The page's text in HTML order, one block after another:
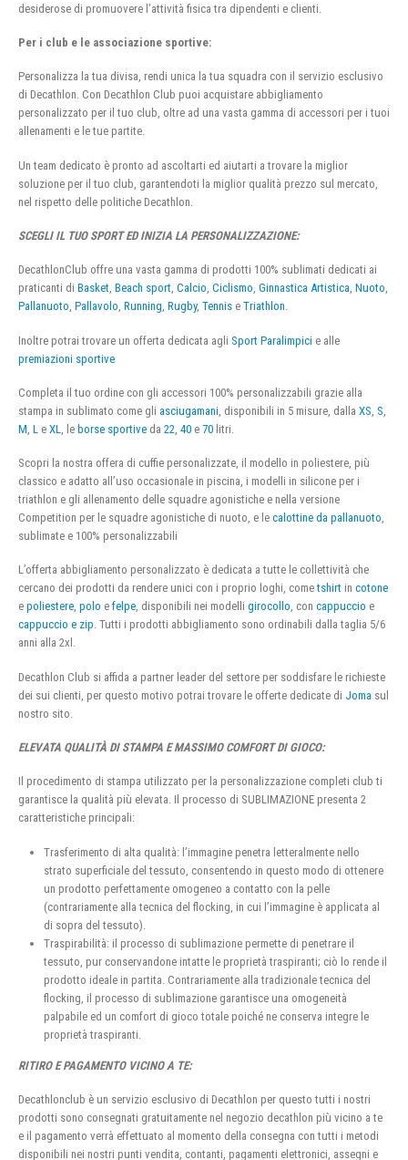
desiderose di promuovere l’attività fisica tra dipendenti e clienti.
Per i club e le associazione sportive:
Personalizza la tua divisa, rendi unica la tua squadra con il servizio esclusivo
di Decathlon. Con Decathlon Club puoi acquistare abbigliamento
personalizzato per il tuo club, oltre ad una vasta gamma di accessori per i tuoi
allenamenti e le tue partite.
Un team dedicato è pronto ad ascoltarti ed aiutarti a trovare la miglior
soluzione per il tuo club, garantendoti la miglior qualità prezzo sul mercato,
nel rispetto delle politiche Decathlon.
SCEGLI IL TUO SPORT ED INIZIA LA PERSONALIZZAZIONE:
DecathlonClub offre una vasta gamma di prodotti 100% sublimati dedicati ai
praticanti di Basket, Beach sport, Calcio, Ciclismo, Ginnastica Artistica, Nuoto,
Pallanuoto, Pallavolo, Running, Rugby, Tennis e Triathlon.
Inoltre potrai trovare un offerta dedicata agli Sport Paralimpici e alle
premiazioni sportive
Completa il tuo ordine con gli accessori 100% personalizzabili grazie alla
stampa in sublimato come gli asciugamani , disponibili in 5 misure, dalla XS S
M L e XL , le borse sportive da 22 40 e 70 litri.
Scopri la nostra offera di cuffie personalizzate, il modello in poliestere, più
classico e adatto all’uso occasionale in piscina, i modelli in silicone per i
triathlon e gli allenamento delle squadre agonistiche e nella versione
Competition per le squadre agonistiche di nuoto, e le calottine da pallanuoto,
sublimate e 100% personalizzabili
L’offerta abbigliamento personalizzato è dedicata a tutte le collettività che
cercano dei prodotti da rendere unici con i proprio loghi, cometshirt in cotone
e poliestere, polo e felpe, disponibili nei modelli girocollo, con cappuccio e
cappuccio e zip. Tutti i prodotti abbigliamento sono ordinabili dalla taglia 5/6
anni alla 2xl.
Decathlon Club si affida a partner leader del settore per soddisfare le richieste
dei sui clienti, per questo motivo potrai trovare le offerte dedicate di Joma sul
nostro sito.
ELEVATA QUALITÀ DI STAMPA E MASSIMO COMFORT DI GIOCO:
Il procedimento di stampa utilizzato per la personalizzazione completi club ti
garantisce la qualità più elevata. Il processo di SUBLIMAZIONE presenta 2
caratteristiche principali:
Trasferimento di alta qualità: l’immagine penetra letteralmente nello
strato superficiale del tessuto, consentendo in questo modo di ottenere
un prodotto perfettamente omogeneo a contatto con la pelle
(contrariamente alla tecnica del flocking, in cui l’immagine è applicata al
di sopra del tessuto).
Traspirabilità: il processo di sublimazione permette di penetrare il
tessuto, pur conservandone intatte le proprietà traspiranti; ciò lo rende il
prodotto ideale in partita. Contrariamente alla tradizionale tecnica del
flocking, il processo di sublimazione garantisce una omogeneità
palpabile ed un comfort di gioco totale poiché ne conserva integre le
proprietà traspiranti.
RITIRO E PAGAMENTO VICINO A TE:
Decathlonclub è un servizio esclusivo di Decathlon per questo tutti i nostri
prodotti sono consegnati gratuitamente nel negozio decathlon più vicino a te
e il pagamento verrà effettuato al momento della consegna con tutti i metodi
disponibili nei nostri punti vendita, contanti, pagamenti elettronici, assegni e